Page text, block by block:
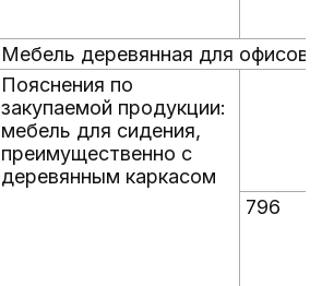
Мебель деревянная для офисов:
Пояснения по
закупаемой продукции:
мебель для сидения,
преимущественно с
деревянным каркасом
796